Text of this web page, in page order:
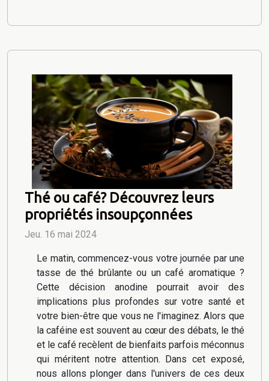
Thé ou café? Découvrez leurs
propriétés insoupçonnées
Jeu. 16 mai 2024
Le matin, commencez-vous votre journée par une
tasse de thé brûlante ou un café aromatique ?
Cette décision anodine pourrait avoir des
implications plus profondes sur votre santé et
votre bien-être que vous ne l'imaginez. Alors que
la caféine est souvent au cœur des débats, le thé
et le café recèlent de bienfaits parfois méconnus
qui méritent notre attention. Dans cet exposé,
nous allons plonger dans l'univers de ces deux